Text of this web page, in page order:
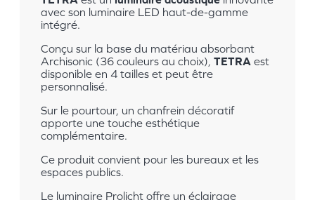
avec son luminaire LED haut-de-gamme
intégré.
Conçu sur la base du matériau absorbant
Archisonic (36 couleurs au choix), TETRA est
disponible en 4 tailles et peut être
personnalisé.
Sur le pourtour, un chanfrein décoratif
apporte une touche esthétique
complémentaire.
Ce produit convient pour les bureaux et les
espaces publics.
Le luminaire Prolicht offre un éclairage